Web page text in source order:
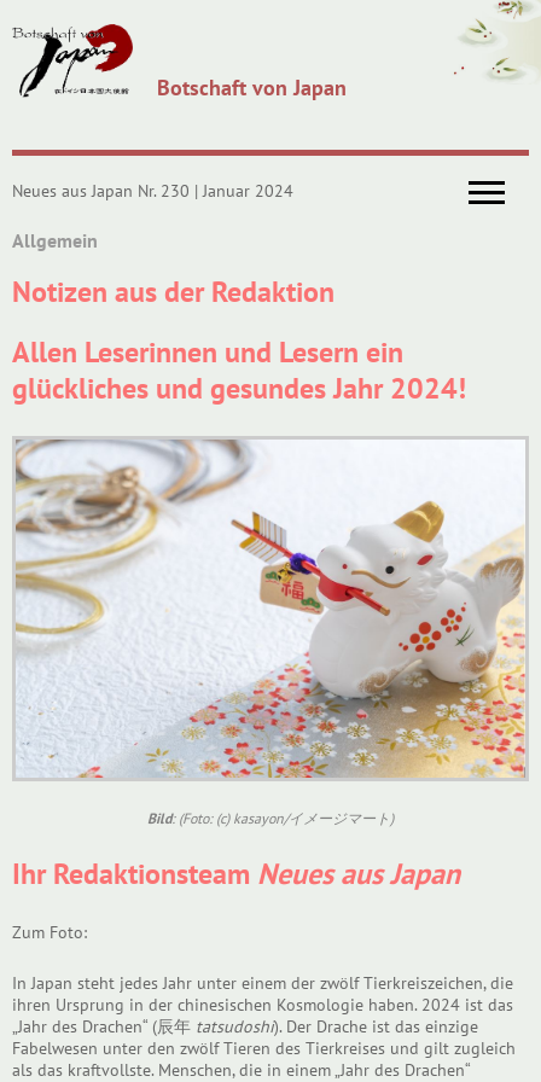
Botschaft von Japan
Neues aus Japan Nr. 230 | Januar 2024
Allgemein
Notizen aus der Redaktion
Allen Leserinnen und Lesern ein
glückliches und gesundes Jahr 2024!
Bild: (Foto: (c) kasayon/イメージマート)
Ihr Redaktionsteam Neues aus Japan
Zum Foto:
In Japan steht jedes Jahr unter einem der zwölf Tierkreiszeichen, die
ihren Ursprung in der chinesischen Kosmologie haben. 2024 ist das
„Jahr des Drachen“ (辰年 tatsudoshi). Der Drache ist das einzige
Fabelwesen unter den zwölf Tieren des Tierkreises und gilt zugleich
als das kraftvollste. Menschen, die in einem „Jahr des Drachen“